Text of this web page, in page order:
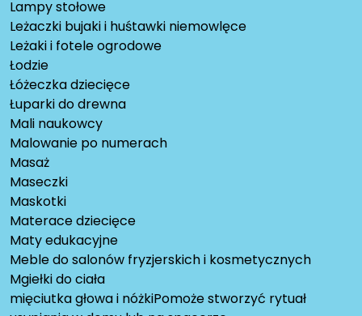
Lampy stołowe
Leżaczki bujaki i huśtawki niemowlęce
Leżaki i fotele ogrodowe
Łodzie
Łóżeczka dziecięce
Łuparki do drewna
Mali naukowcy
Malowanie po numerach
Masaż
Maseczki
Maskotki
Materace dziecięce
Maty edukacyjne
Meble do salonów fryzjerskich i kosmetycznych
Mgiełki do ciała
mięciutka głowa i nóżkiPomoże stworzyć rytuał